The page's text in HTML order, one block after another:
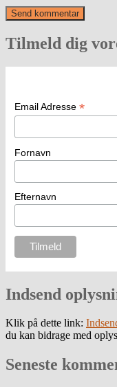
Tilmeld dig
Email Adresse *
Fornavn
Efternavn
Indsend
Klik på dette link:
du kan bidrage med
Seneste